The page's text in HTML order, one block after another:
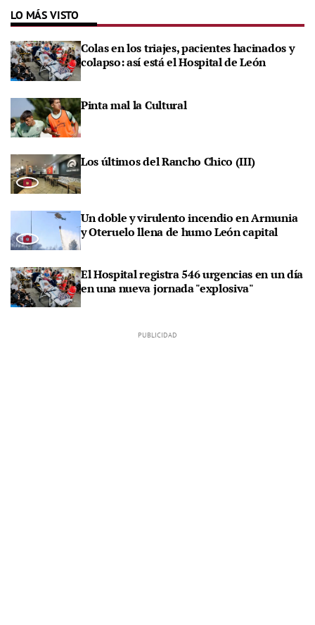
LO MÁS VISTO
Colas en los triajes, pacientes hacinados y
colapso: así está el Hospital de León
Pinta mal la Cultural
Los últimos del Rancho Chico (III)
Un doble y virulento incendio en Armunia
y Oteruelo llena de humo León capital
El Hospital registra 546 urgencias en un día
en una nueva jornada "explosiva"